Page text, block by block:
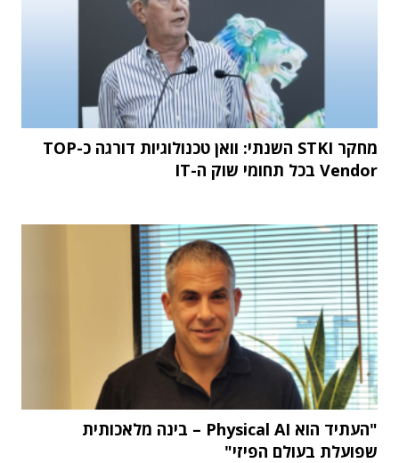
מחקר STKI השנתי: וואן טכנולוגיות דורגה כ-TOP
Vendor בכל תחומי שוק ה-IT
"העתיד הוא Physical AI – בינה מלאכותית
שפועלת בעולם הפיזי"